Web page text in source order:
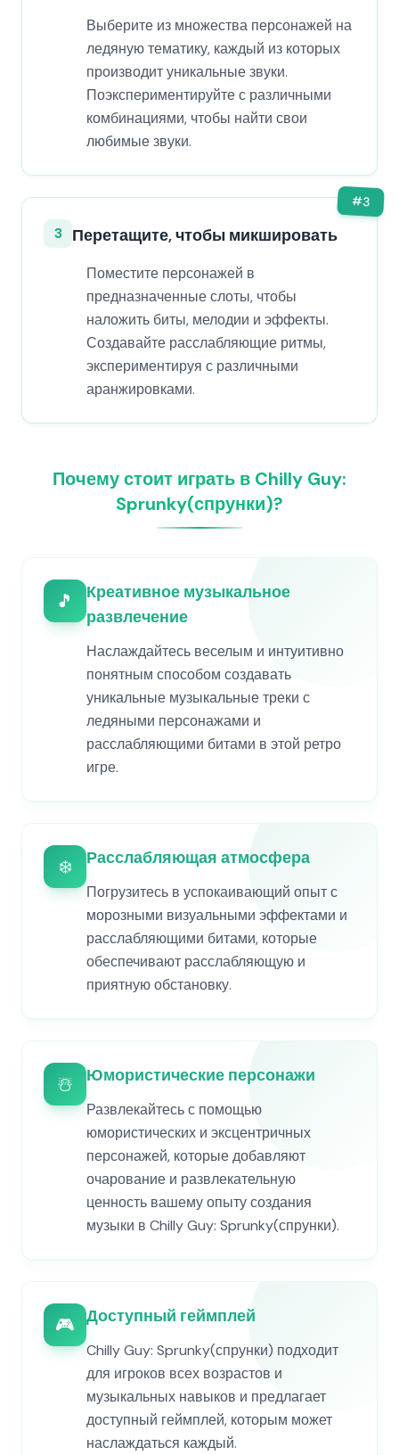
Выберите из множества персонажей на
ледяную тематику, каждый из которых
производит уникальные звуки.
Поэкспериментируйте с различными
комбинациями, чтобы найти свои
любимые звуки.
#3
3 Перетащите, чтобы микшировать
Поместите персонажей в
предназначенные слоты, чтобы
наложить биты, мелодии и эффекты.
Создавайте расслабляющие ритмы,
экспериментируя с различными
аранжировками.
Почему стоит играть в Chilly Guy:
Sprunky(спрунки)?
🎵
Креативное музыкальное
развлечение
Наслаждайтесь веселым и интуитивно
понятным способом создавать
уникальные музыкальные треки с
ледяными персонажами и
расслабляющими битами в этой ретро
игре.
❄️ Расслабляющая атмосфера
Погрузитесь в успокаивающий опыт с
морозными визуальными эффектами и
расслабляющими битами, которые
обеспечивают расслабляющую и
приятную обстановку.
☃️ Юмористические персонажи
Развлекайтесь с помощью
юмористических и эксцентричных
персонажей, которые добавляют
очарование и развлекательную
ценность вашему опыту создания
музыки в Chilly Guy: Sprunky(спрунки).
🎮 Доступный геймплей
Chilly Guy: Sprunky(спрунки) подходит
для игроков всех возрастов и
музыкальных навыков и предлагает
доступный геймплей, которым может
наслаждаться каждый.